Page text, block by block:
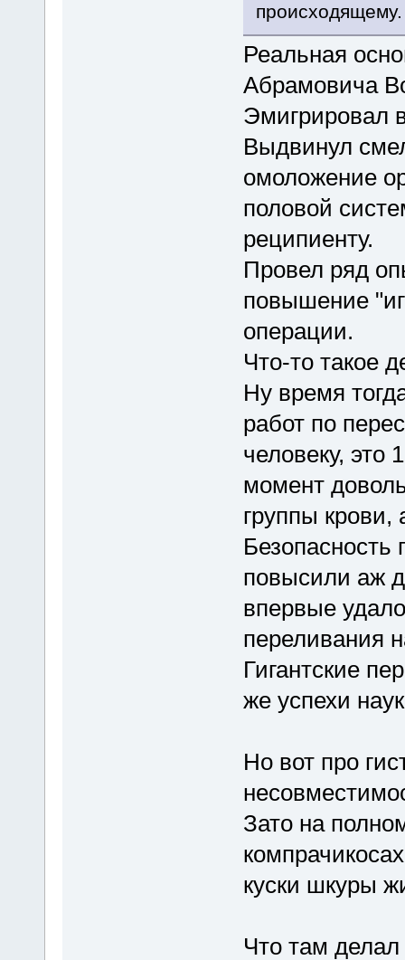
происходящему.
Реальная
Абрамовича
Эмигрировал
Выдвинул
омоложение
половой
реципиенту.
Провел ряд
повышение
операции.
Что-то такое
Ну время
работ по
человеку, это
момент
группы крови,
Безопасность
повысили аж
впервые
переливания
Гигантские
же успехи
Но вот про
Зато на
куски шкуры
Что там